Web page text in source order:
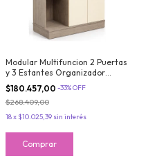
Modular Multifuncion 2 Puertas
y 3 Estantes Organizador
Golden Oregon Maximo
Fortaleza
$180.457,00 -33%OFF
$268.409,00
18x $10.025,39 sin interés